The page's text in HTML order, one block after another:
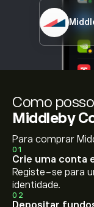
Como posso
Middleby
Para comprar
01
Crie uma conta
Registe-se para
identidade.
02